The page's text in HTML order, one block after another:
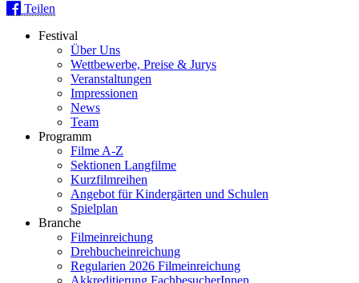
Teilen
Festival
Über Uns
Wettbewerbe, Preise & Jurys
Veranstaltungen
Impressionen
News
Team
Programm
Filme A-Z
Sektionen Langfilme
Kurzfilmreihen
Angebot für Kindergärten und Schulen
Spielplan
Branche
Filmeinreichung
Drehbucheinreichung
Regularien 2026 Filmeinreichung
Akkreditierung FachbesucherInnen